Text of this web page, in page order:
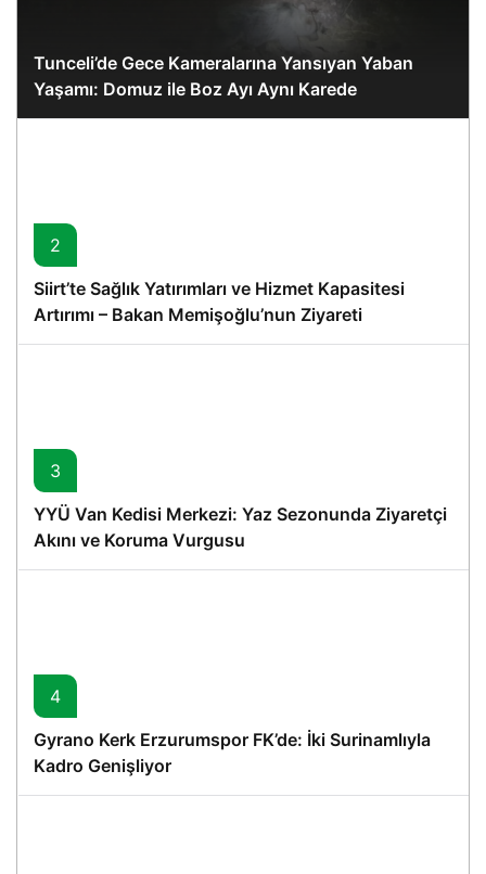
Tunceli’de Gece Kameralarına Yansıyan Yaban
Yaşamı: Domuz ile Boz Ayı Aynı Karede
2
Siirt’te Sağlık Yatırımları ve Hizmet Kapasitesi
Artırımı – Bakan Memişoğlu’nun Ziyareti
3
YYÜ Van Kedisi Merkezi: Yaz Sezonunda Ziyaretçi
Akını ve Koruma Vurgusu
4
Gyrano Kerk Erzurumspor FK’de: İki Surinamlıyla
Kadro Genişliyor